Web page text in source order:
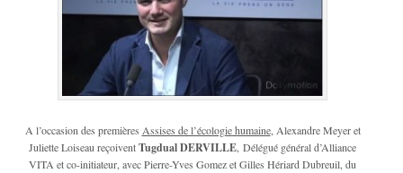
A l’occasion des premières Assises de l’écologie humaine, Alexandre Meyer et
Juliette Loiseau reçoiventTugdual DERVILLE , Délégué général d’Alliance
VITA et co-initiateur, avec Pierre-Yves Gomez et Gilles Hériard Dubreuil, du